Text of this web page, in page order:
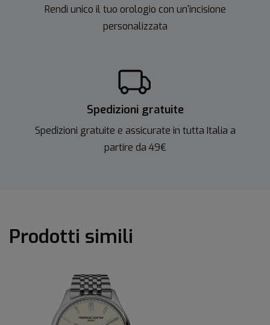
Rendi unico il tuo orologio con un'incisione
personalizzata
Spedizioni gratuite
Spedizioni gratuite e assicurate in tutta Italia a
partire da 49€
Prodotti simili